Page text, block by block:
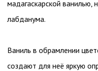
мадагаскарской ванилью,
лабданума.
Ваниль в обрамлении
создают для неё яркую